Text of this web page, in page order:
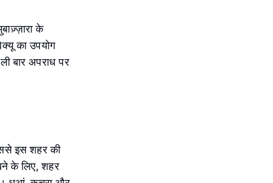
के
का उपयोग
बार अपराध पर
इस शहर की
के लिए, शहर